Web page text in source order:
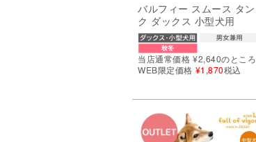
バルフィー スムース タン
ク ダックス 小型犬用
当店通常価格 ¥2,640のところ
WEB限定価格 ¥1,870税込